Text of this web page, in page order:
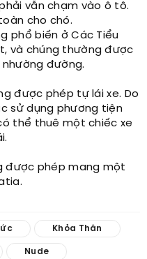
vẫn chạm vào ô tô.
cho chó.
phổ biến ở Các Tiểu
và chúng thường được
đường.
được phép tự lái xe. Do
sử dụng phương tiện
thể thuê một chiếc xe
được phép mang một
Khỏa Thân
Nude